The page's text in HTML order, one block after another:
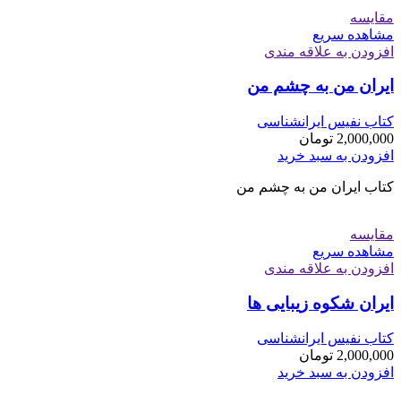
مقایسه
مشاهده سریع
افزودن به علاقه مندی
ایران من به چشم من
کتاب نفیس ایرانشناسی
2,000,000 تومان
افزودن به سبد خرید
کتاب ایران من به چشم من
مقایسه
مشاهده سریع
افزودن به علاقه مندی
ایران شکوه زیبایی ها
کتاب نفیس ایرانشناسی
2,000,000 تومان
افزودن به سبد خرید